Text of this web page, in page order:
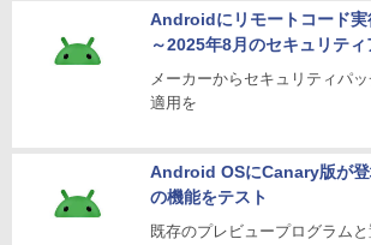
Androidにリモートコード実
～2025年8月のセキュリティ
メーカーからセキュリティパ
適用を
Android OSにCanary版が
の機能をテスト
既存のプレビュープログラム